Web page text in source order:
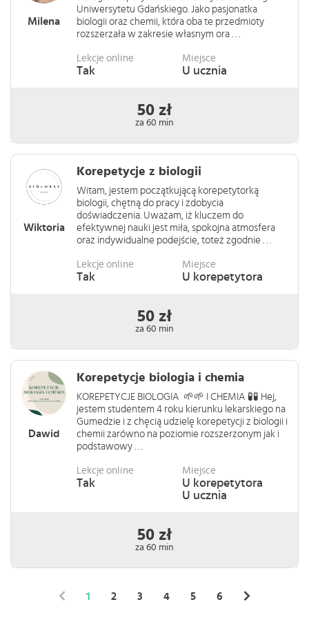
Milena
Uniwersytetu Gdańskiego. Jako pasjonatka
biologii oraz chemii, która oba te przedmioty
rozszerzała w zakresie własnym ora . . .
Lekcje online
Tak
Miejsce
U ucznia
50 zł
za 60 min
Wiktoria
Korepetycje z biologii
Witam, jestem początkującą korepetytorką
biologii, chętną do pracy i zdobycia
doświadczenia. Uważam, iż kluczem do
efektywnej nauki jest miła, spokojna atmosfera
oraz indywidualne podejście, toteż zgodnie . . .
Lekcje online
Tak
Miejsce
U korepetytora
50 zł
za 60 min
Dawid
Korepetycje biologia i chemia
KOREPETYCJE BIOLOGIA 🌱🌱 I CHEMIA 🧪🧪 Hej,
jestem studentem 4 roku kierunku lekarskiego na
Gumedzie i z chęcią udzielę korepetycji z biologii i
chemii zarówno na poziomie rozszerzonym jak i
podstawowy . . .
Lekcje online
Tak
Miejsce
U korepetytora
U ucznia
50 zł
za 60 min
1 2 3 4 5 6